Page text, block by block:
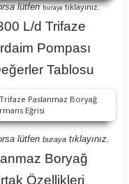
lütfenburayatıklayınız.
L/d Trifaze
Pompası
Tablosu
lütfen buraya tıklayınız.
Boryağ
Özellikleri